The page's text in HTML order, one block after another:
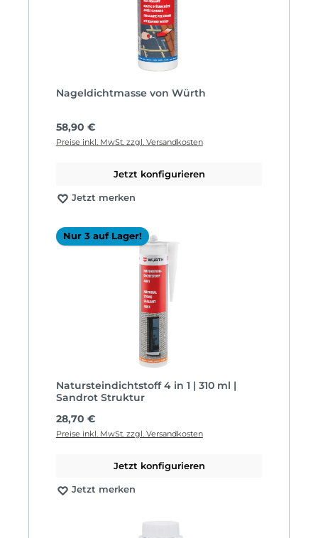
Nageldichtmasse von Würth
Regulärer Preis:
58,90 €
Preise inkl. MwSt. zzgl. Versandkosten
Jetzt konfigurieren
Jetzt merken
Nur 3 auf Lager!
Natursteindichtstoff 4 in 1 | 310 ml |
Sandrot Struktur
Regulärer Preis:
28,70 €
Preise inkl. MwSt. zzgl. Versandkosten
Jetzt konfigurieren
Jetzt merken